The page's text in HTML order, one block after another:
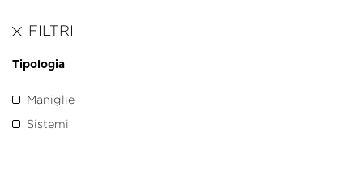
FILTRI
Tipologia
Maniglie
Sistemi